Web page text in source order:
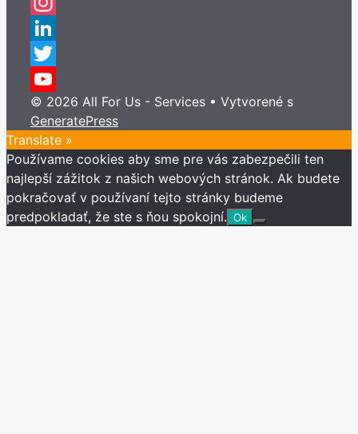
Instagram
LinkedIn
Twitter
YouTube
Channel
© 2026 All For Us - Services • Vytvorené s
GeneratePress
Translate »
Používame cookies aby sme pre vás zabezpečili ten
najlepší zážitok z našich webových stránok. Ak budete
pokračovať v používaní tejto stránky budeme
predpokladať, že ste s ňou spokojní. Ok